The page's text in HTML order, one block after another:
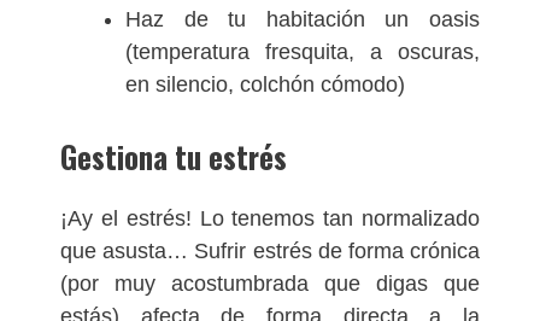
Haz de tu habitación un oasis
(temperatura fresquita, a oscuras,
en silencio, colchón cómodo)
Gestiona tu estrés
¡Ay el estrés! Lo tenemos tan normalizado
que asusta… Sufrir estrés de forma crónica
(por muy acostumbrada que digas que
estás) afecta de forma directa a la